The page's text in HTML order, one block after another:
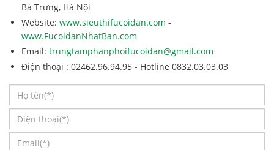
Bà Trưng, Hà Nội
Website: www.sieuthifucoidan.com -
www.FucoidanNhatBan.com
Email: trungtamphanphoifucoidan@gmail.com
Điện thoại : 02462.96.94.95 - Hotline 0832.03.03.03